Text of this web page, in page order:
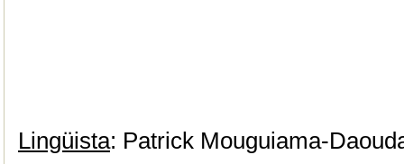
Lingüista: Patrick Mouguiama-